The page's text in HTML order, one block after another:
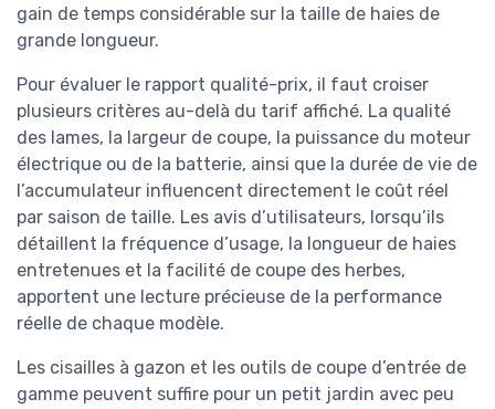
gain de temps considérable sur la taille de haies de
grande longueur.
Pour évaluer le rapport qualité-prix, il faut croiser
plusieurs critères au-delà du tarif affiché. La qualité
des lames, la largeur de coupe, la puissance du moteur
électrique ou de la batterie, ainsi que la durée de vie de
l’accumulateur influencent directement le coût réel
par saison de taille. Les avis d’utilisateurs, lorsqu’ils
détaillent la fréquence d’usage, la longueur de haies
entretenues et la facilité de coupe des herbes,
apportent une lecture précieuse de la performance
réelle de chaque modèle.
Les cisailles à gazon et les outils de coupe d’entrée de
gamme peuvent suffire pour un petit jardin avec peu